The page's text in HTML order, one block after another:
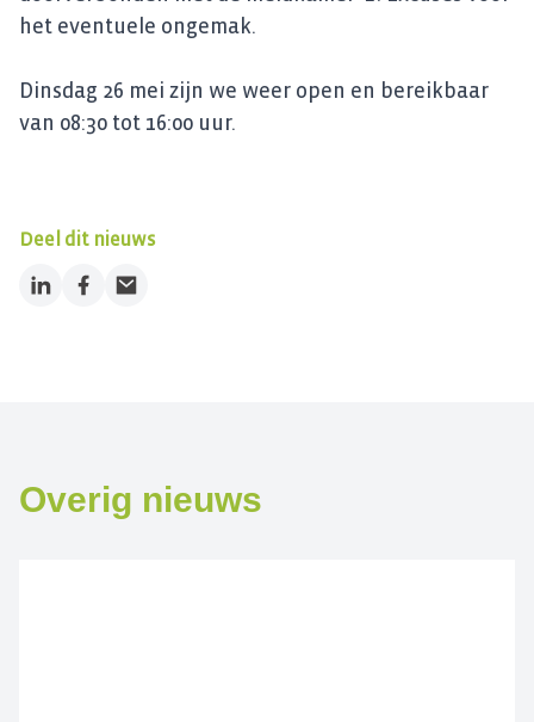
het eventuele ongemak.
Dinsdag 26 mei zijn we weer open en bereikbaar
van 08:30 tot 16:00 uur.
Deel dit nieuws
LinkedInFacebook
Email
Overig nieuws